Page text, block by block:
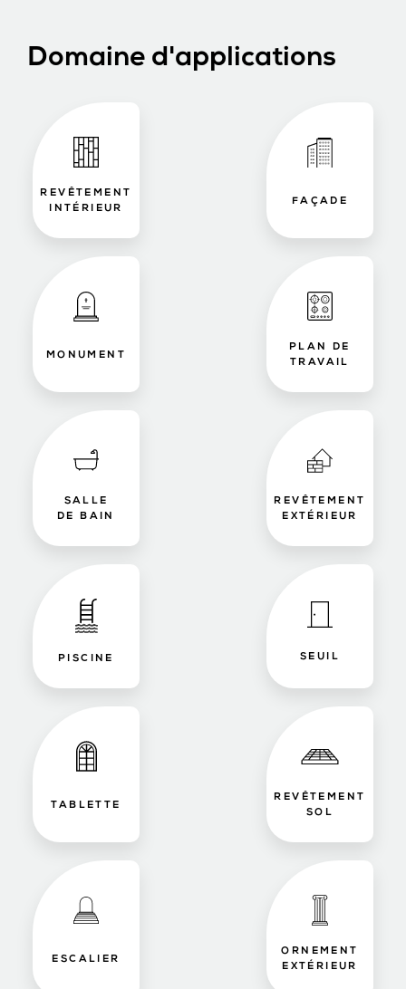
Domaine d'applications
REVÊTEMENT
INTÉRIEUR
FAÇADE
MONUMENT
PLAN DE
TRAVAIL
SALLE
DE BAIN
REVÊTEMENT
EXTÉRIEUR
PISCINE SEUIL
TABLETTE
REVÊTEMENT
SOL
ESCALIER
ORNEMENT
EXTÉRIEUR